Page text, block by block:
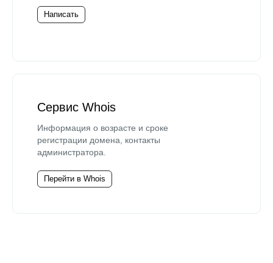
Написать
Сервис Whois
Информация о возрасте и сроке
регистрации домена, контакты
администратора.
Перейти в Whois